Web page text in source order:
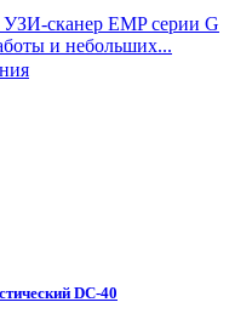
сканер EMP серии G
и небольших...
DC-40